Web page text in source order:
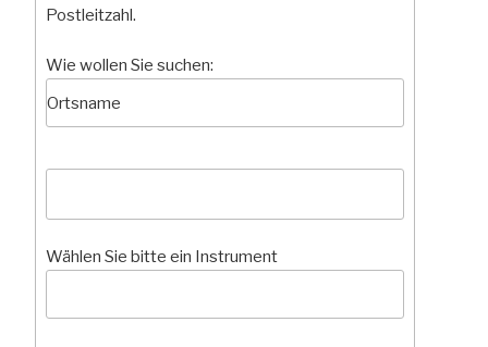
Postleitzahl.
Wie wollen Sie suchen:
Wählen Sie bitte ein Instrument